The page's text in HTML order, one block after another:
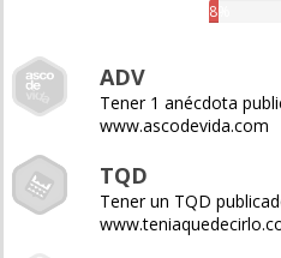
8%
ADV
Tener 1 anécdota
www.ascodevida.com
TQD
Tener un TQD